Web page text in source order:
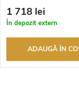
Până la 100 de zile pentru
returnarea bunurilor.
autorizat
1 718 lei
În depozit extern
ADAUGĂ ÎN